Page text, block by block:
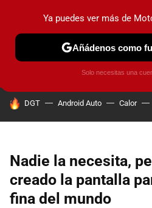
PRUEBAS COCHES
HOY SE HABLA DE
DGT Android Auto Calor
Nadie la necesita,
creado la pantalla
fina del mundo
Ya puedes ver más de
Añádenos como
Solo necesitas una